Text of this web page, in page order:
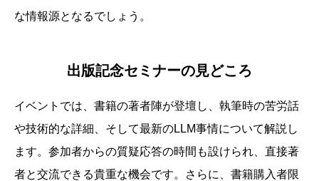
な情報源となるでしょう。
出版記念セミナーの見どころ
イベントでは、書籍の著者陣が登壇し、執筆時の苦労話
や技術的な詳細、そして最新のLLM事情について解説し
ます。参加者からの質疑応答の時間も設けられ、直接著
者と交流できる貴重な機会です。さらに、書籍購入者限